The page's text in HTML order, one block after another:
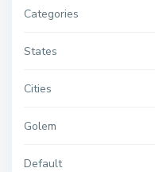
Categories
States
Cities
Golem
Default
G
o
m
o